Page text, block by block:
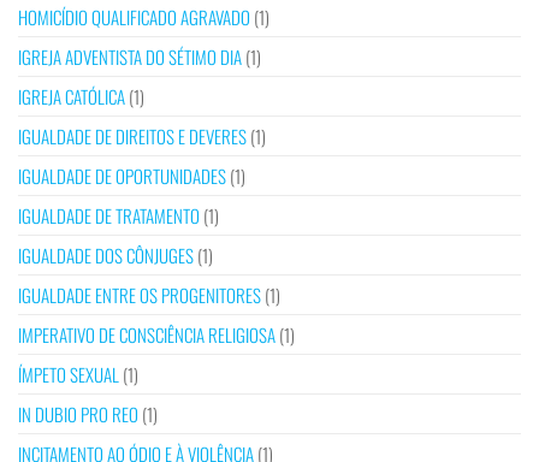
HOMICÍDIO QUALIFICADO AGRAVADO (1)
IGREJA ADVENTISTA DO SÉTIMO DIA(1)
IGREJA CATÓLICA(1)
IGUALDADE DE DIREITOS E DEVERES(1)
IGUALDADE DE OPORTUNIDADES(1)
IGUALDADE DE TRATAMENTO (1)
IGUALDADE DOS CÔNJUGES(1)
IGUALDADE ENTRE OS PROGENITORES(1)
IMPERATIVO DE CONSCIÊNCIA RELIGIOSA(1)
ÍMPETO SEXUAL (1)
IN DUBIO PRO REO (1)
INCITAMENTO AO ÓDIO E À VIOLÊNCIA(1)